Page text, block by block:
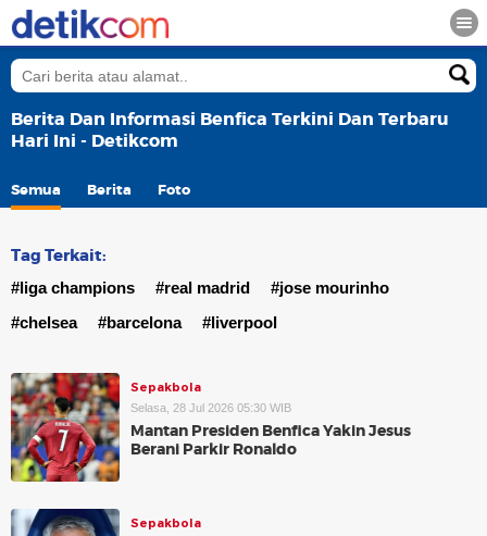
Berita Dan Informasi Benfica Terkini Dan Terbaru
Hari Ini - Detikcom
Semua Berita Foto
Tag Terkait:
#liga champions #real madrid
#jose mourinho
#chelsea
#barcelona #liverpool
Sepakbola
Selasa, 28 Jul 2026 05:30 WIB
Mantan Presiden Benfica Yakin Jesus
Berani Parkir Ronaldo
Sepakbola